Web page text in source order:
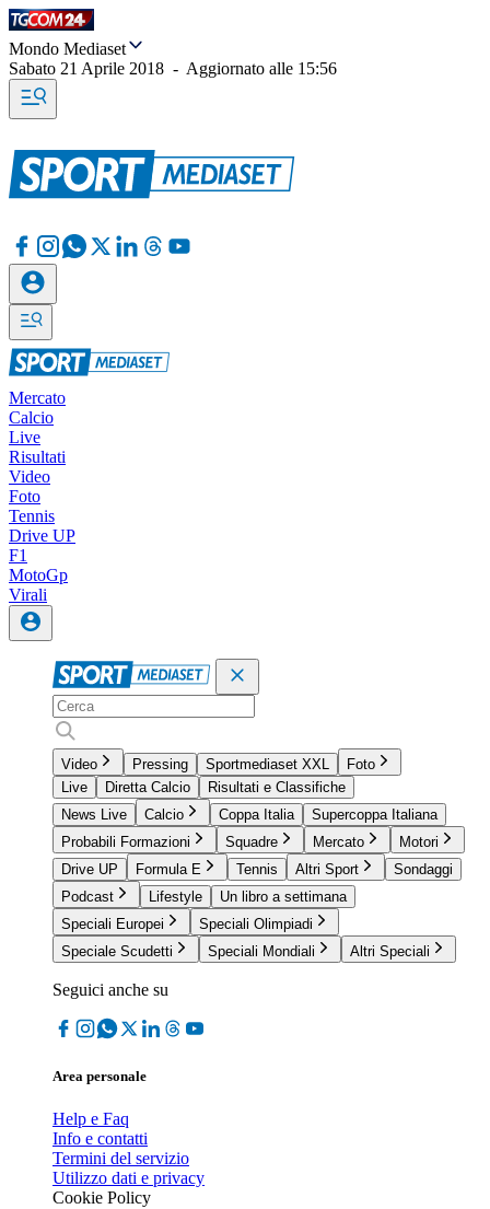
Mondo Mediaset
Sabato 21 Aprile 2018 - Aggiornato alle 15:56
Mercato
Calcio
Live
Risultati
Video
Foto
Tennis
Drive UP
F1
MotoGp
Virali
Video Pressing Sportmediaset XXL
Foto
Live
Diretta Calcio
Risultati e Classifiche
News Live
Calcio Coppa Italia
Supercoppa Italiana
Probabili Formazioni
Squadre Mercato
Motori
Drive UP
Formula E Tennis Altri Sport
Sondaggi
Podcast
Lifestyle
Un libro a settimana
Speciali Europei
Speciali Olimpiadi
Speciale Scudetti
Speciali Mondiali Altri Speciali
Seguici anche su
Area personale
Help e Faq
Info e contatti
Termini del servizio
Utilizzo dati e privacy
Cookie Policy